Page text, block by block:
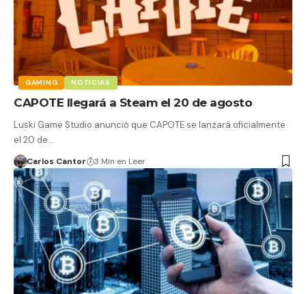
GAMING NOTICIAS
CAPOTE llegará a Steam el 20 de agosto
Luski Game Studio anunció que CAPOTE se lanzará oficialmente
el 20 de…
Carlos Cantor 3 Min en Leer